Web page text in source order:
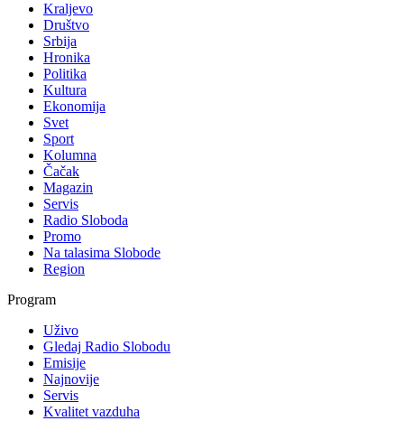
Kraljevo
Društvo
Srbija
Hronika
Politika
Kultura
Ekonomija
Svet
Sport
Kolumna
Čačak
Magazin
Servis
Radio Sloboda
Promo
Na talasima Slobode
Region
Program
Uživo
Gledaj Radio Slobodu
Emisije
Najnovije
Servis
Kvalitet vazduha